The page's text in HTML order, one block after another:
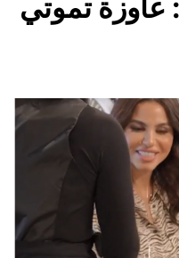
عاوزة تموتي